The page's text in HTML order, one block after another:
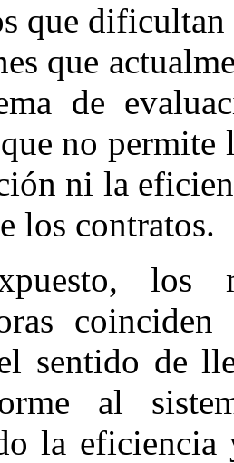
que
que
de
no permite
ni la
los contratos.
los
sentido de
al
la eficiencia